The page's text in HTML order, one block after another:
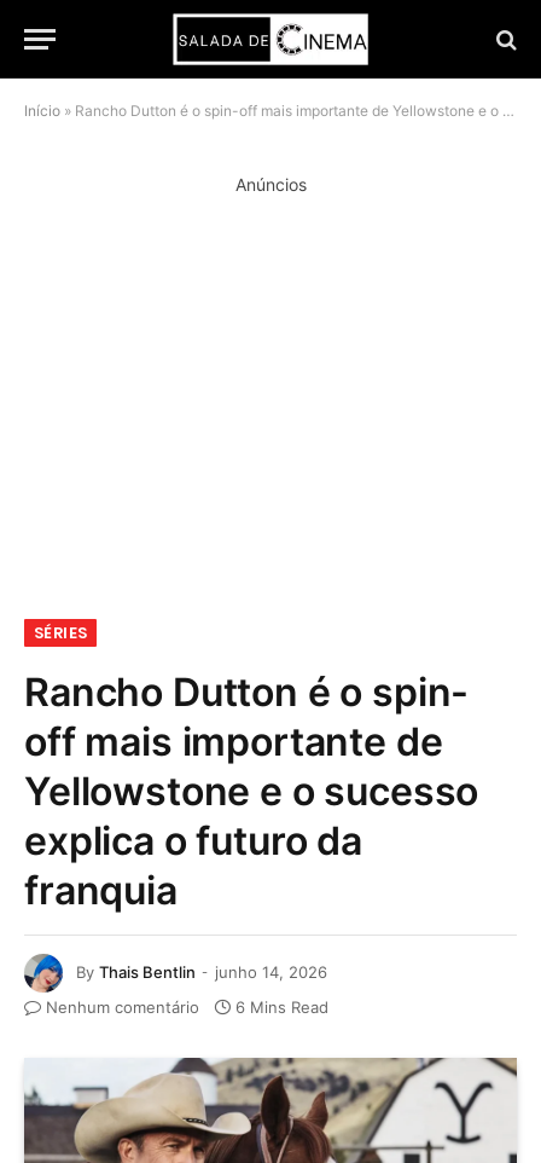
Início » Rancho Dutton é o spin-off mais importante de Yellowstone e o sucesso explica o futuro da franquia
Anúncios
SÉRIES
Rancho Dutton é o spin-
off mais importante de
Yellowstone e o sucesso
explica o futuro da
franquia
By Thais Bentlin
junho 14, 2026
Nenhum comentário
6 Mins Read